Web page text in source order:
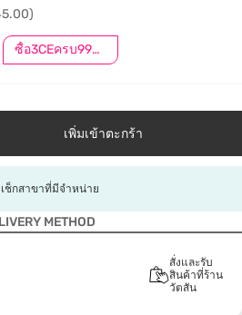
ซื้อ3CEครบ999ลด50.-
เพิ่มเข้าตะกร้า
เช็กสาขาที่มีจำหน่าย
METHOD
สั่งและรับ
สินค้าที่ร้าน
วัตสัน